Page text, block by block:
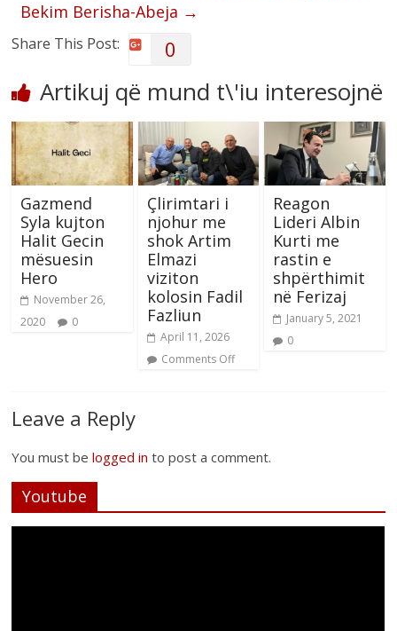
Bekim Berisha-Abeja →
Share This Post: 0
Artikuj që mund t\'iu interesojnë
Gazmend
Syla kujton
Halit Gecin
mësuesin
Hero
November 26,
2020
0
Çlirimtari i
njohur me
shok Artim
Elmazi
viziton
kolosin Fadil
Fazliun
April 11, 2026
Comments Off
Reagon
Lideri Albin
Kurti me
rastin e
shpërthimit
në Ferizaj
January 5, 2021
0
Leave a Reply
You must belogged in to post a comment.
Youtube